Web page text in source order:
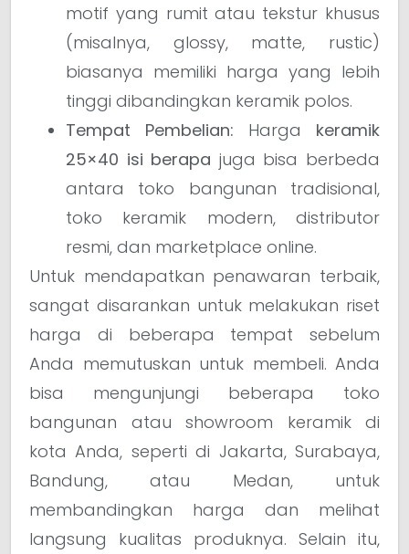
motif yang rumit atau tekstur khusus
(misalnya, glossy, matte, rustic)
biasanya memiliki harga yang lebih
tinggi dibandingkan keramik polos.
Tempat Pembelian: Harga keramik
25×40 isi berapa juga bisa berbeda
antara toko bangunan tradisional,
toko keramik modern, distributor
resmi, dan marketplace online.
Untuk mendapatkan penawaran terbaik,
sangat disarankan untuk melakukan riset
harga di beberapa tempat sebelum
Anda memutuskan untuk membeli. Anda
bisa mengunjungi beberapa toko
bangunan atau showroom keramik di
kota Anda, seperti di Jakarta, Surabaya,
Bandung, atau Medan, untuk
membandingkan harga dan melihat
langsung kualitas produknya. Selain itu,